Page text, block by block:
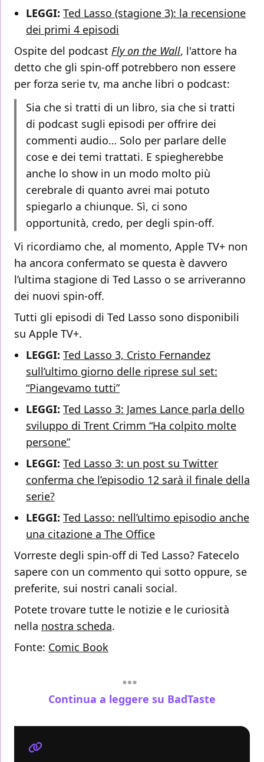
LEGGI: Ted Lasso (stagione 3): la recensione
dei primi 4 episodi
Ospite del podcast Fly on the Wall, l'attore ha
detto che gli spin-off potrebbero non essere
per forza serie tv, ma anche libri o podcast:
Sia che si tratti di un libro, sia che si tratti
di podcast sugli episodi per offrire dei
commenti audio… Solo per parlare delle
cose e dei temi trattati. E spiegherebbe
anche lo show in un modo molto più
cerebrale di quanto avrei mai potuto
spiegarlo a chiunque. Sì, ci sono
opportunità, credo, per degli spin-off.
Vi ricordiamo che, al momento, Apple TV+ non
ha ancora confermato se questa è davvero
l’ultima stagione di Ted Lasso o se arriveranno
dei nuovi spin-off.
Tutti gli episodi di Ted Lasso sono disponibili
su Apple TV+.
LEGGI: Ted Lasso 3, Cristo Fernandez
sull’ultimo giorno delle riprese sul set:
“Piangevamo tutti”
LEGGI: Ted Lasso 3: James Lance parla dello
sviluppo di Trent Crimm “Ha colpito molte
persone”
LEGGI: Ted Lasso 3: un post su Twitter
conferma che l’episodio 12 sarà il finale della
serie?
LEGGI: Ted Lasso: nell’ultimo episodio anche
una citazione a The Office
Vorreste degli spin-off di Ted Lasso? Fatecelo
sapere con un commento qui sotto oppure, se
preferite, sui nostri canali social.
Potete trovare tutte le notizie e le curiosità
nella nostra scheda.
Fonte: Comic Book
Continua a leggere su BadTaste